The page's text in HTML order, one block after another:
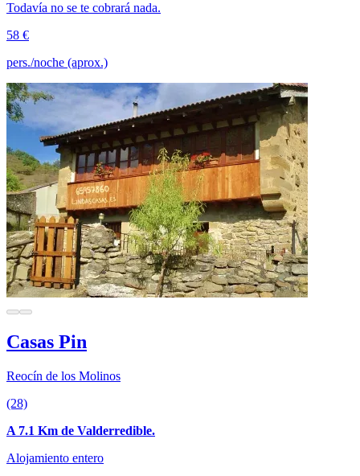
Todavía no se te cobrará nada.
58 €
pers./noche (aprox.)
Casas Pin
Reocín de los Molinos
(28)
A 7.1 Km de Valderredible.
Alojamiento entero